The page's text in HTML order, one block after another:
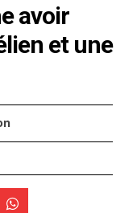
avoir
et une